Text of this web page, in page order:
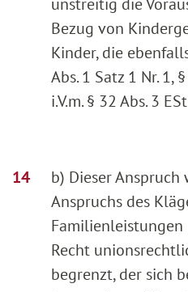
Bezug von
Kinder, die
Abs. 1 Satz 1 Nr. 1,
i.V.m. § 32 Abs. 3
b) Dieser
Anspruchs des
Recht
begrenzt, der sich